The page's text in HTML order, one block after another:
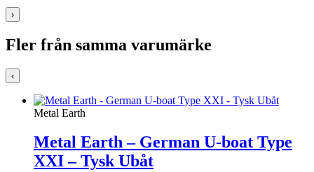
›
Fler från samma varumärke
‹
Metal Earth
Metal Earth – German U-boat Type
XXI – Tysk Ubåt